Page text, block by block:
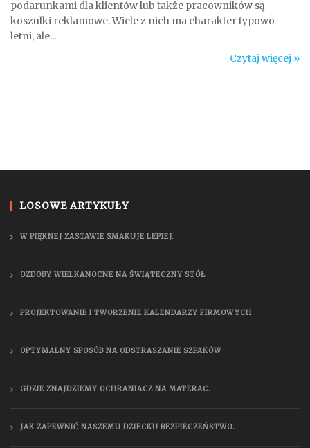
podarunkami dla klientów lub także pracowników są
koszulki reklamowe. Wiele z nich ma charakter typowo
letni, ale...
Czytaj więcej »
LOSOWE ARTYKUŁY
W PIĘKNEJ ZASTAWIE SMAKUJE LEPIEJ.
OZDOBY WIELKANOCNE NA ŚWIĄTECZNY STÓŁ
PROJEKTOWANIE I TWORZENIE KALENDARZY FIRMOWYCH
OPTYMALNY SPOSÓB NA ODSTRASZANIE SZPAKÓW
GDZIE ZNAJDZIEMY OCHRANIACZ NA MATERAC.
JAK ZAPEWNIĆ NASZEMU DZIECKU BEZPIECZEŃSTWO.